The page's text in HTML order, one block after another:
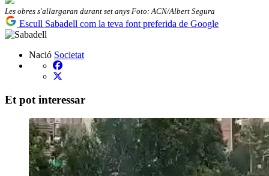
Les obres s'allargaran durant set anys Foto: ACN/Albert Segura
Escull Sabadell com la teva font preferida de Google
Nació Societat
Et pot interessar